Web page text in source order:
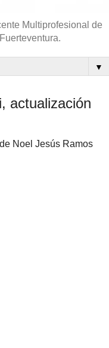
Multiprofesional de
▼
actualización
Noel Jesús Ramos